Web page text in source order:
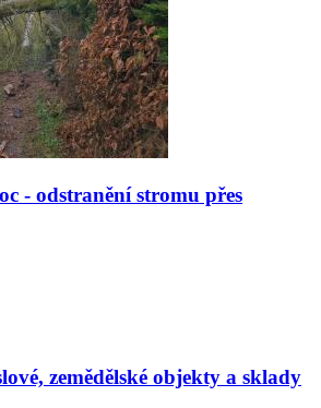
- odstranění stromu přes
zemědělské objekty a sklady